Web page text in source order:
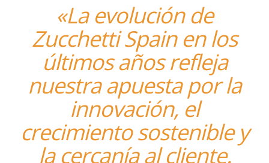
«La evolución de
Zucchetti Spain en los
últimos años refleja
nuestra apuesta por la
innovación, el
crecimiento sostenible y
la cercanía al cliente.